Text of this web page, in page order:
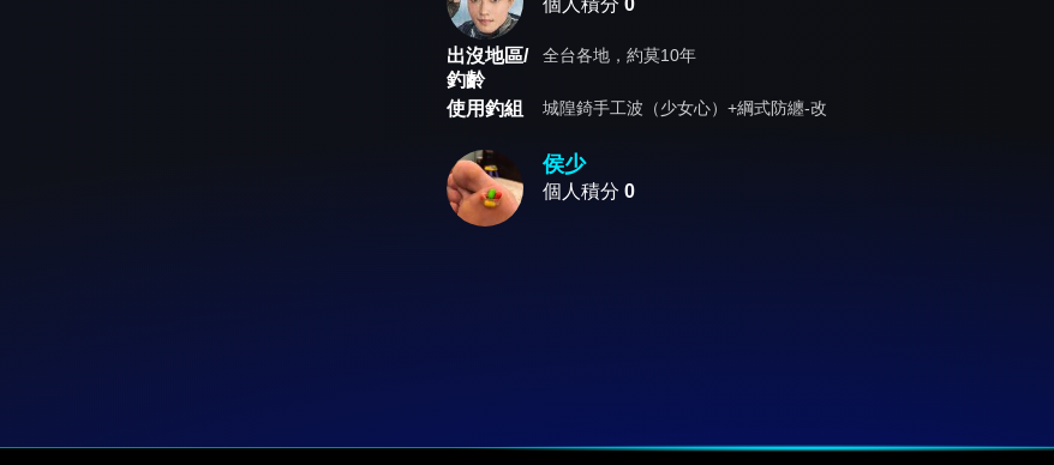
出沒地區/
釣齡
全台各地，約莫10年
使用釣組 城隍錡手工波（少女心）+綱式防纏-改
侯少
個人積分 0